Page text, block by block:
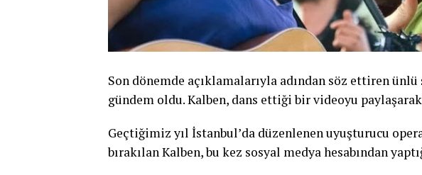
Son dönemde açıklamalarıyla adından söz ettiren ünlü
gündem oldu. Kalben, dans ettiği bir videoyu
Geçtiğimiz yıl İstanbul’da düzenlenen uyuşturucu
bırakılan Kalben, bu kez sosyal medya hesabından